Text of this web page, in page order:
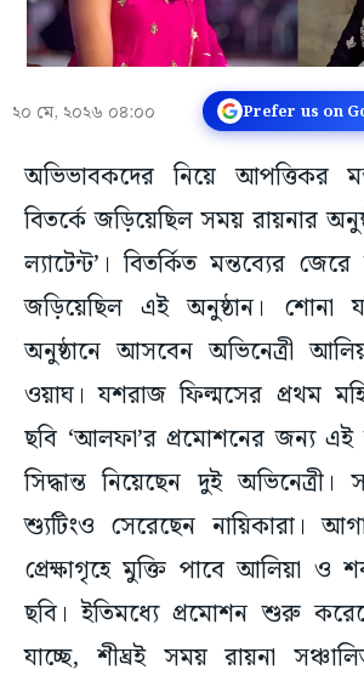
২০ মে, ২০২৬ ০৪:০০ Prefer us on
অভিভাবকদের নিয়ে আপত্তিকর
বিতর্কে জড়িয়েছিল সময় রায়নার
ল্যাটেন্ট’। বিতর্কিত মন্তব্যের
জড়িয়েছিল এই অনুষ্ঠান। শোনা
অনুষ্ঠানে আসবেন অভিনেত্রী
ওয়াঘ। যশরাজ ফিল্মসের প্রথম
ছবি ‘আলফা’র প্রমোশনের জন্য এই
সিদ্ধান্ত নিয়েছেন দুই অভিনেত্রী।
শ্যুটিংও সেরেছেন নায়িকারা।
প্রেক্ষাগৃহে মুক্তি পাবে আলিয়া ও
ছবি। ইতিমধ্যে প্রমোশন শুরু
যাচ্ছে, শীঘ্রই সময় রায়না